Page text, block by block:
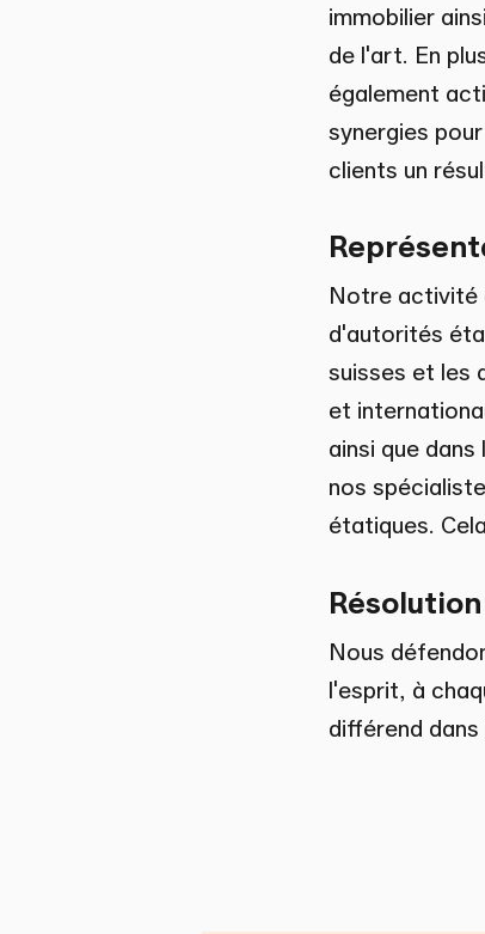
immobilier
de l'art. En
également
synergies
clients un
Notre activité
d'autorités
suisses et les
et
ainsi que
nos
étatiques.
Nous
l'esprit, à
différend